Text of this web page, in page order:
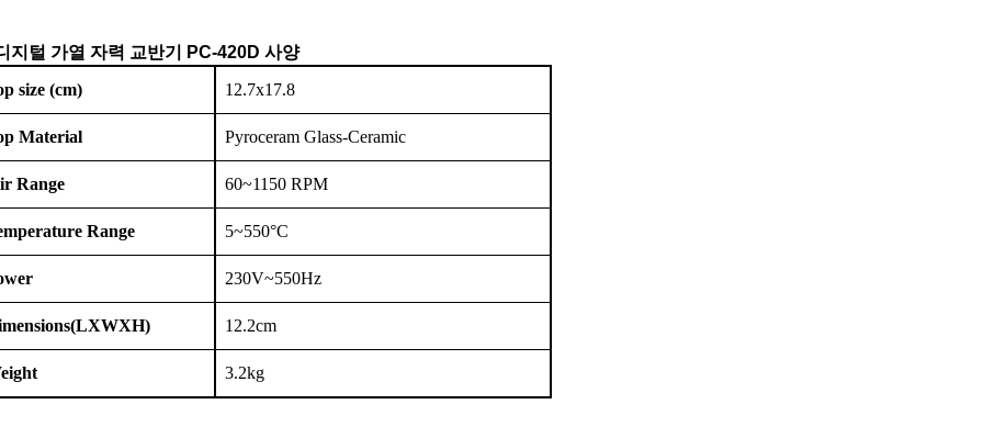
지털 가열 자력 교반기 PC-420D 사양
size (cm)
12.7x17.8
Material Pyroceram Glass-Ceramic
Range 60~1150 RPM
Range 5~550°C
230V~550Hz
12.2cm
3.2kg